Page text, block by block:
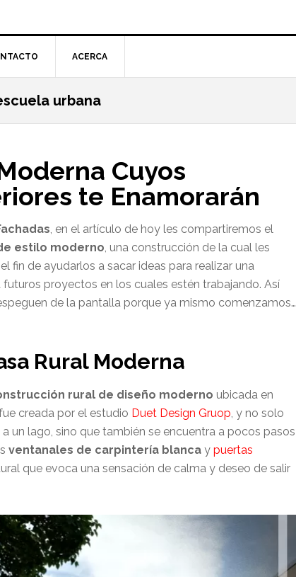
ACERCA
urbana
Cuyos
te Enamorarán
, en el artículo de hoy les compartiremos el
estilo moderno, una construcción de la cual les
fin de ayudarlos a sacar ideas para realizar una
proyectos en los cuales estén trabajando. Así
de la pantalla porque ya mismo comenzamos…
Rural Moderna
rural de diseño moderno ubicada en
creada por el estudio Duet Design Gruop, y no solo
un lago, sino que también se encuentra a pocos pasos
ventanales de carpintería blanca y puertas
que evoca una sensación de calma y deseo de salir